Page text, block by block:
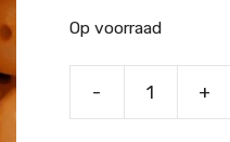
Op voorraad
- +